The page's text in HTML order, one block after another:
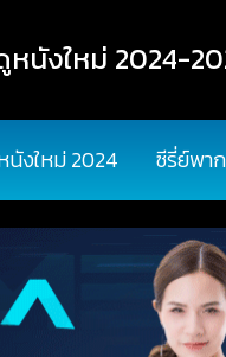
หนังใหม่ 2024-
นังใหม่ 2024 ซีรี่ย์พา